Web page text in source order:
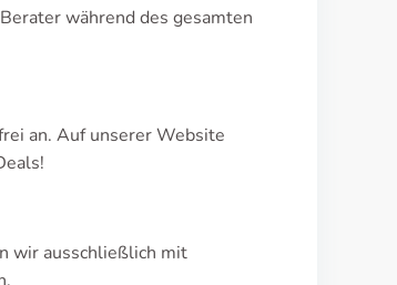
während des gesamten
an. Auf unserer Website
wir ausschließlich mit